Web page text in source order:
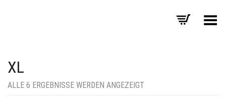
Menü umschalten
XL
ALLE 6 ERGEBNISSE WERDEN ANGEZEIGT